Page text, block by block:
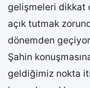
gelişmeleri dikkat
açık tutmak
dönemden
Şahin
geldiğimiz nokta